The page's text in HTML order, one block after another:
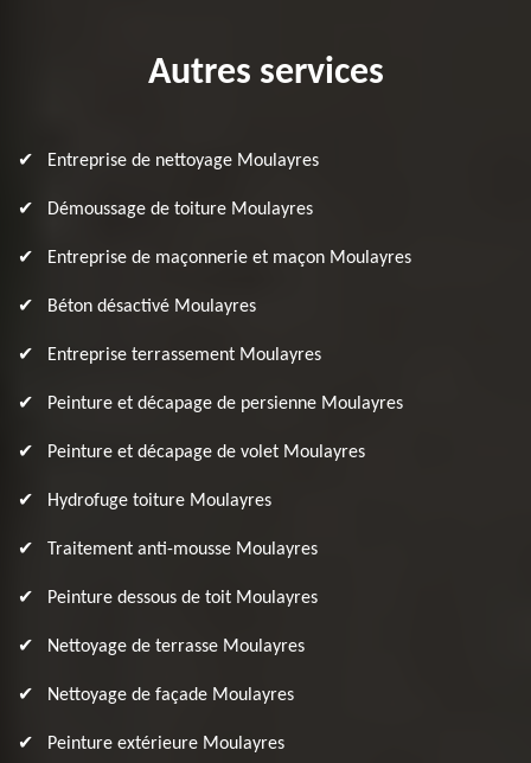
Autres services
Entreprise de nettoyage Moulayres
Démoussage de toiture Moulayres
Entreprise de maçonnerie et maçon Moulayres
Béton désactivé Moulayres
Entreprise terrassement Moulayres
Peinture et décapage de persienne Moulayres
Peinture et décapage de volet Moulayres
Hydrofuge toiture Moulayres
Traitement anti-mousse Moulayres
Peinture dessous de toit Moulayres
Nettoyage de terrasse Moulayres
Nettoyage de façade Moulayres
Peinture extérieure Moulayres